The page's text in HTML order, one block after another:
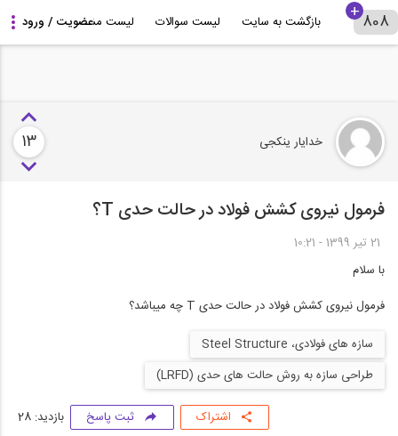
بازگشت به سایت لیست سوالات لیست مشاوران درباره 808+
خدایار ینکجی 13
فرمول نیروی کشش فولاد در حالت حدی T؟
21 تير 1399 - 10:21
با سلام
فرمول نیروی کشش فولاد در حالت حدی T چه میباشد؟
سازه های فولادی، Steel Structure
طراحی سازه به روش حالت‌ های حدی (LRFD)
اشتراک ثبت پاسخ بازدید: 28